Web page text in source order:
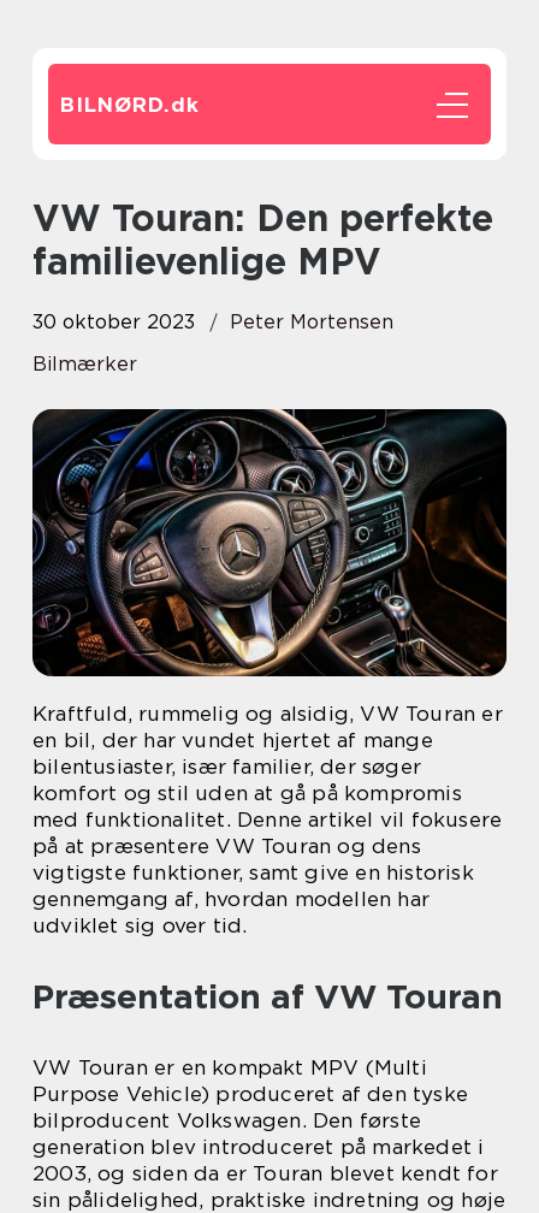
BILNØRD.dk
VW Touran: Den perfekte
familievenlige MPV
30 oktober 2023
Peter Mortensen
Bilmærker
Kraftfuld, rummelig og alsidig, VW Touran er
en bil, der har vundet hjertet af mange
bilentusiaster, især familier, der søger
komfort og stil uden at gå på kompromis
med funktionalitet. Denne artikel vil fokusere
på at præsentere VW Touran og dens
vigtigste funktioner, samt give en historisk
gennemgang af, hvordan modellen har
udviklet sig over tid.
Præsentation af VW Touran
VW Touran er en kompakt MPV (Multi
Purpose Vehicle) produceret af den tyske
bilproducent Volkswagen. Den første
generation blev introduceret på markedet i
2003, og siden da er Touran blevet kendt for
sin pålidelighed, praktiske indretning og høje